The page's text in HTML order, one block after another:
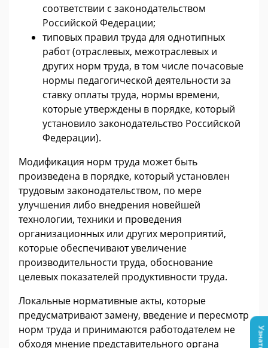
соответствии с законодательством
Российской Федерации;
типовых правил труда для однотипных
работ (отраслевых, межотраслевых и
других норм труда, в том числе почасовые
нормы педагогической деятельности за
ставку оплаты труда, нормы времени,
которые утверждены в порядке, который
установило законодательство Российской
Федерации).
Модификация норм труда может быть
произведена в порядке, который установлен
трудовым законодательством, по мере
улучшения либо внедрения новейшей
технологии, техники и проведения
организационных или других мероприятий,
которые обеспечивают увеличение
производительности труда, обоснование
целевых показателей продуктивности труда.
Локальные нормативные акты, которые
предусматривают замену, введение и пересмотр
норм труда и принимаются работодателем не
обходя мнение представительного органа